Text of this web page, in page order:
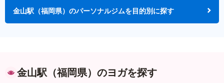
金山駅（福岡県）のパーソナルジムを目的別に探す
金山駅（福岡県）のヨガを探す